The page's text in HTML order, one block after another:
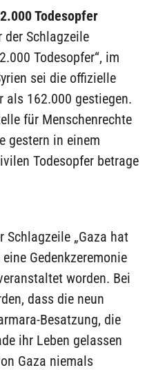
Todesopfer
der Schlagzeile
Todesopfer“, im
sei die offizielle
als 162.000 gestiegen.
für Menschenrechte
gestern in einem
Todesopfer betrage
Schlagzeile „Gaza hat
Gedenkzeremonie
worden. Bei
dass die neun
Besatzung, die
ihr Leben gelassen
Gaza niemals